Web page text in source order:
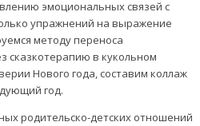
эмоциональных связей с
упражнений на выражение
методу переноса
сказкотерапию в кукольном
Нового года, составим коллаж
год.
родительско-детских отношений